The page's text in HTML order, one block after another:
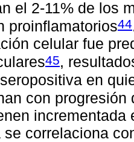
el 2-11% de los
proinflamatorios44
celular fue
45,
en
con
se correlaciona